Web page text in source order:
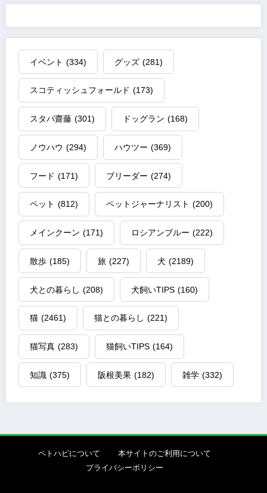
イベント (334) グッズ (281)
スコティッシュフォールド (173)
スタパ齋藤 (301) ドッグラン (168)
ノウハウ (294) ハウツー (369)
フード (171) ブリーダー (274)
ペット (812) ペットジャーナリスト (200)
メインクーン (171) ロシアンブルー (222)
散歩 (185) 旅 (227) 犬 (2189)
犬との暮らし (208) 犬飼いTIPS (160)
猫 (2461) 猫との暮らし (221)
猫写真 (283) 猫飼いTIPS (164)
知識 (375) 阪根美果 (182) 雑学 (332)
ペトハピについて
本サイトのご利用について
プライバシーポリシー